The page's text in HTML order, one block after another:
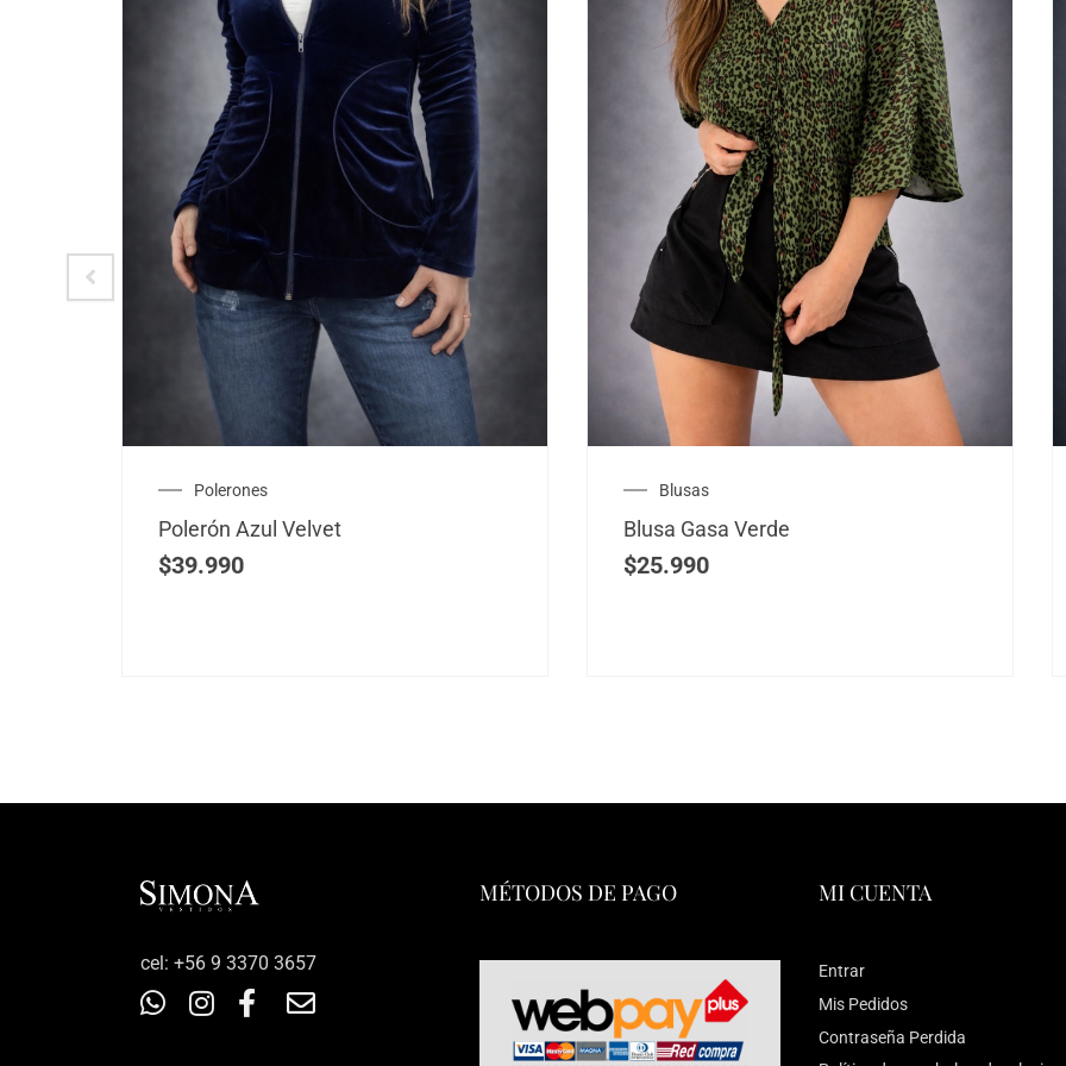
Polerones
Polerón Azul Velvet
$39.990
Blusas
Blusa Gasa Verde
$25.990
‎cel: +56 9 3370 3657
MÉTODOS DE PAGO MI CUENTA
Entrar
Mis Pedidos
Contraseña Perdida